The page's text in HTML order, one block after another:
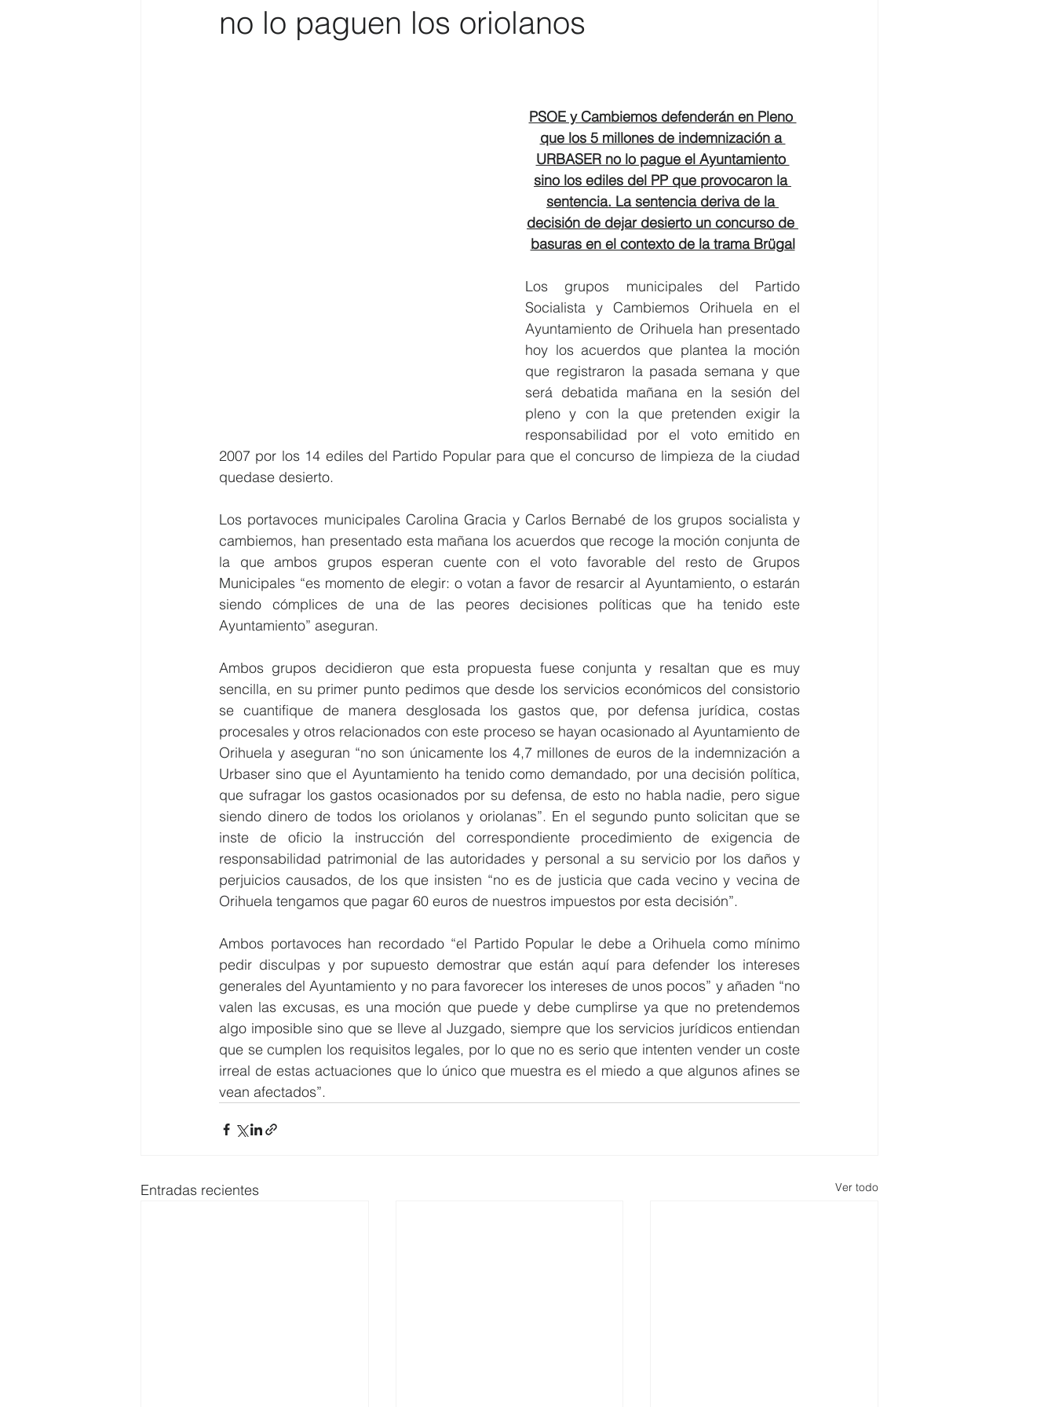
no lo paguen los oriolanos
PSOE y Cambiemos defenderán en Pleno
que los 5 millones de indemnización a
URBASER no lo pague el Ayuntamiento
sino los ediles del PP que provocaron la
sentencia. La sentencia deriva de la
decisión de dejar desierto un concurso de
basuras en el contexto de la trama Brügal
Los grupos municipales del Partido
Socialista y Cambiemos Orihuela en el
Ayuntamiento de Orihuela han presentado
hoy los acuerdos que plantea la moción
que registraron la pasada semana y que
será debatida mañana en la sesión del
pleno y con la que pretenden exigir la
responsabilidad por el voto emitido en
2007 por los 14 ediles del Partido Popular para que el concurso de limpieza de la ciudad
quedase desierto.
Los portavoces municipales Carolina Gracia y Carlos Bernabé de los grupos socialista y
cambiemos, han presentado esta mañana los acuerdos que recoge la moción conjunta de
la que ambos grupos esperan cuente con el voto favorable del resto de Grupos
Municipales “es momento de elegir: o votan a favor de resarcir al Ayuntamiento, o estarán
siendo cómplices de una de las peores decisiones políticas que ha tenido este
Ayuntamiento” aseguran.
Ambos grupos decidieron que esta propuesta fuese conjunta y resaltan que es muy
sencilla, en su primer punto pedimos que desde los servicios económicos del consistorio
se cuantifique de manera desglosada los gastos que, por defensa jurídica, costas
procesales y otros relacionados con este proceso se hayan ocasionado al Ayuntamiento de
Orihuela y aseguran “no son únicamente los 4,7 millones de euros de la indemnización a
Urbaser sino que el Ayuntamiento ha tenido como demandado, por una decisión política,
que sufragar los gastos ocasionados por su defensa, de esto no habla nadie, pero sigue
siendo dinero de todos los oriolanos y oriolanas”. En el segundo punto solicitan que se
inste de oficio la instrucción del correspondiente procedimiento de exigencia de
responsabilidad patrimonial de las autoridades y personal a su servicio por los daños y
perjuicios causados, de los que insisten “no es de justicia que cada vecino y vecina de
Orihuela tengamos que pagar 60 euros de nuestros impuestos por esta decisión”.
Ambos portavoces han recordado “el Partido Popular le debe a Orihuela como mínimo
pedir disculpas y por supuesto demostrar que están aquí para defender los intereses
generales del Ayuntamiento y no para favorecer los intereses de unos pocos” y añaden “no
valen las excusas, es una moción que puede y debe cumplirse ya que no pretendemos
algo imposible sino que se lleve al Juzgado, siempre que los servicios jurídicos entiendan
que se cumplen los requisitos legales, por lo que no es serio que intenten vender un coste
irreal de estas actuaciones que lo único que muestra es el miedo a que algunos afines se
vean afectados”.
Entradas recientes Ver todo